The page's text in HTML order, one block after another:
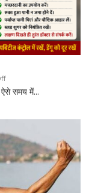
सच्चाई
on
टाइप-2
सावधान
!
समय में...